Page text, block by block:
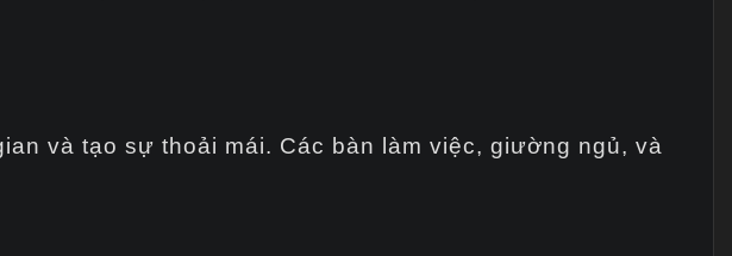
và tạo sự thoải mái. Các bàn làm việc, giường ngủ, và